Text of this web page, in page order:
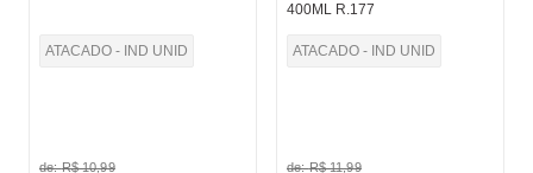
ATACADO - IND UNID
de:R$ 10,99
400ML R.177
ATACADO - IND UNID
de:R$ 11,99